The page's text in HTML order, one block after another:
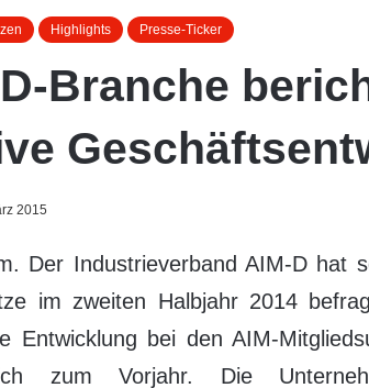
Highlights Presse-Ticker
Branche
2015
Der Industrieverband AIM-D hat
im zweiten Halbjahr 2014
Entwicklung bei den AIM-
zum Vorjahr. Die